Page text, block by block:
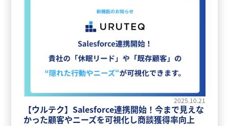
2025.10.21
【ウルテク】Salesforce連携開始！今まで見えな
かった顧客やニーズを可視化し商談獲得率向上